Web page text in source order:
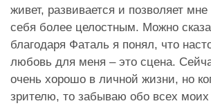
живет, развивается и позволяет мне
себя более целостным. Можно
благодаря Фаталь я понял, что
любовь для меня – это сцена.
очень хорошо в личной жизни, но
зрителю, то забываю обо всех